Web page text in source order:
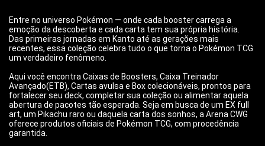
Entre no universo Pokémon — onde cada booster carrega a
emoção da descoberta e cada carta tem sua própria história.
Das primeiras jornadas em Kanto até as gerações mais
recentes, essa coleção celebra tudo o que torna o Pokémon TCG
um verdadeiro fenômeno.
Aqui você encontra Caixas de Boosters, Caixa Treinador
Avançado(ETB), Cartas avulsa e Box colecionáveis, prontos para
fortalecer seu deck, completar sua coleção ou alimentar aquela
abertura de pacotes tão esperada. Seja em busca de um EX full
art, um Pikachu raro ou daquela carta dos sonhos, a Arena CWG
oferece produtos oficiais de Pokémon TCG, com procedência
garantida.